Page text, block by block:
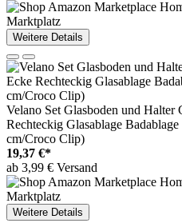
Marktplatz
Weitere Details
Velano Set Glasboden und Halter
Rechteckig Glasablage
cm/Croco Clip)
19,37 €*
ab 3,99 € Versand
Marktplatz
Weitere Details